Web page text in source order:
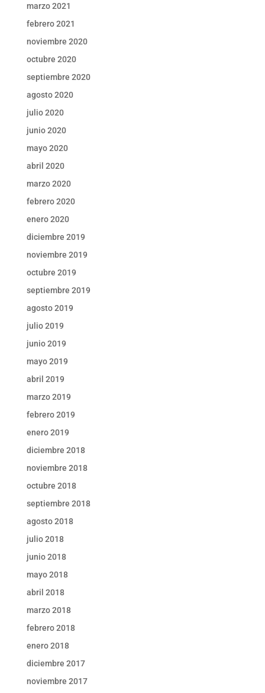
marzo 2021
febrero 2021
noviembre 2020
octubre 2020
septiembre 2020
agosto 2020
julio 2020
junio 2020
mayo 2020
abril 2020
marzo 2020
febrero 2020
enero 2020
diciembre 2019
noviembre 2019
octubre 2019
septiembre 2019
agosto 2019
julio 2019
junio 2019
mayo 2019
abril 2019
marzo 2019
febrero 2019
enero 2019
diciembre 2018
noviembre 2018
octubre 2018
septiembre 2018
agosto 2018
julio 2018
junio 2018
mayo 2018
abril 2018
marzo 2018
febrero 2018
enero 2018
diciembre 2017
noviembre 2017